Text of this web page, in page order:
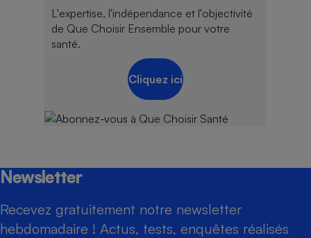
L'expertise, l'indépendance et l'objectivité
de Que Choisir Ensemble pour votre
santé.
Cliquez ici
Newsletter
Recevez gratuitement notre newsletter
hebdomadaire ! Actus, tests, enquêtes réalisés